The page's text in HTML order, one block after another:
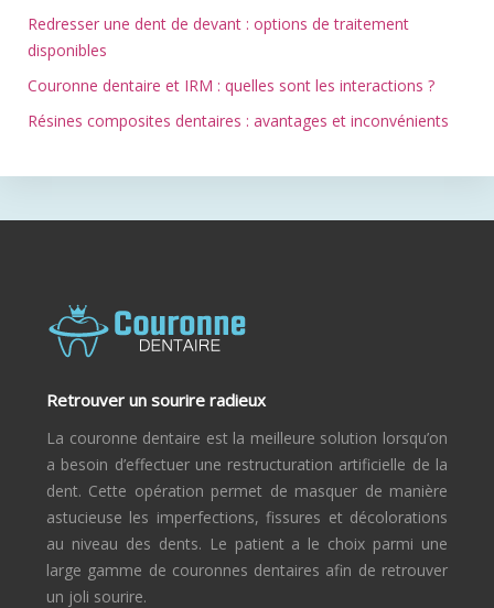
Redresser une dent de devant : options de traitement
disponibles
Couronne dentaire et IRM : quelles sont les interactions ?
Résines composites dentaires : avantages et inconvénients
Retrouver un sourire radieux
La couronne dentaire est la meilleure solution lorsqu’on
a besoin d’effectuer une restructuration artificielle de la
dent. Cette opération permet de masquer de manière
astucieuse les imperfections, fissures et décolorations
au niveau des dents. Le patient a le choix parmi une
large gamme de couronnes dentaires afin de retrouver
un joli sourire.